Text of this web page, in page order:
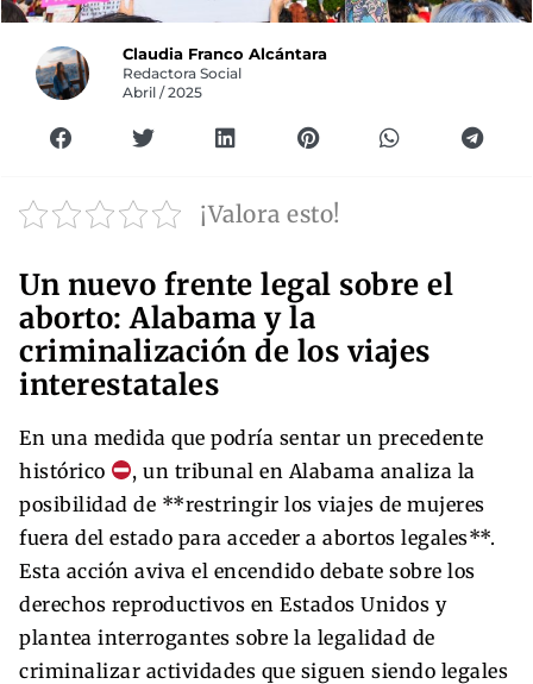
Claudia Franco Alcántara
Redactora Social
Abril / 2025
¡Valora esto!
Un nuevo frente legal sobre el
aborto: Alabama y la
criminalización de los viajes
interestatales
En una medida que podría sentar un precedente
histórico
, un tribunal en Alabama analiza la
posibilidad de **restringir los viajes de mujeres
fuera del estado para acceder a abortos legales**.
Esta acción aviva el encendido debate sobre los
derechos reproductivos en Estados Unidos y
plantea interrogantes sobre la legalidad de
criminalizar actividades que siguen siendo legales